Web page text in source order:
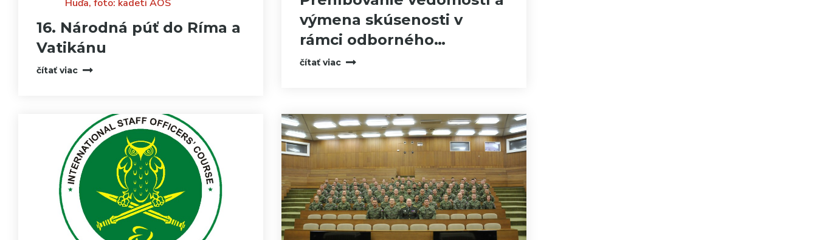
Huďa, foto: kadeti AOS
16. Národná púť do Ríma a
Vatikánu
čítať viac
výmena skúsenosti v
rámci odborného…
čítať viac